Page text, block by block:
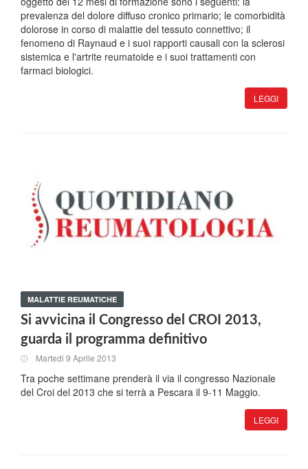
prevalenza del dolore diffuso cronico primario; le comorbidità
dolorose in corso di malattie del tessuto connettivo; il
fenomeno di Raynaud e i suoi rapporti causali con la sclerosi
sistemica e l'artrite reumatoide e i suoi trattamenti con
farmaci biologici.
LEGGI
MALATTIE REUMATICHE
Si avvicina il Congresso del CROI 2013,
guarda il programma definitivo
Martedi 9 Aprile 2013
Tra poche settimane prenderà il via il congresso Nazionale
del Croi del 2013 che si terrà a Pescara il 9-11 Maggio.
LEGGI